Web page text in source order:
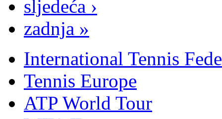
sljedeća ›
zadnja »
International Tennis
Tennis Europe
ATP World Tour